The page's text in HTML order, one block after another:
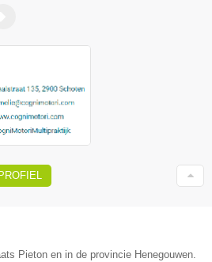
Pieton en in de provincie Henegouwen.